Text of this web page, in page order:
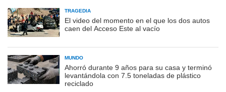
TRAGEDIA
El video del momento en el que los dos autos
caen del Acceso Este al vacío
MUNDO
Ahorró durante 9 años para su casa y terminó
levantándola con 7.5 toneladas de plástico
reciclado